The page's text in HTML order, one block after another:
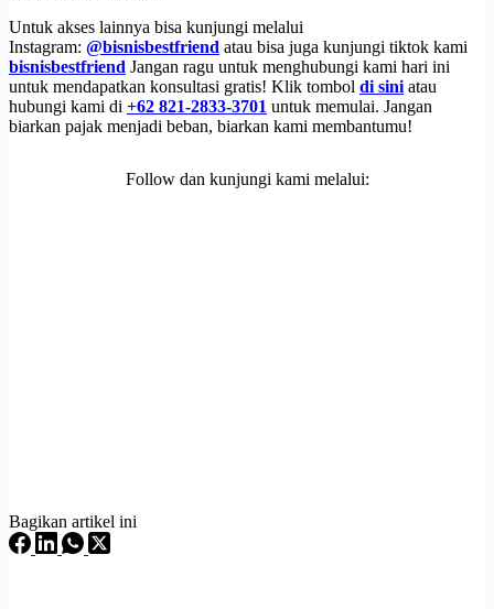
Untuk akses lainnya bisa kunjungi melalui
Instagram: @bisnisbestfriend atau bisa juga kunjungi tiktok kami
bisnisbestfriend Jangan ragu untuk menghubungi kami hari ini
untuk mendapatkan konsultasi gratis! Klik tombol di sini atau
hubungi kami di +62 821-2833-3701 untuk memulai. Jangan
biarkan pajak menjadi beban, biarkan kami membantumu!
Follow dan kunjungi kami melalui:
Bagikan artikel ini